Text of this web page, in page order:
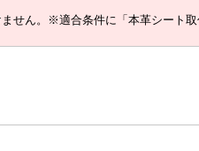
せん。※適合条件に「本革シート